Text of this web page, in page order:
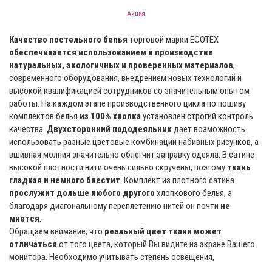
Акция
Качество постельного белья торговой марки ECOTEX
обеспечивается использованием в производстве
натуральных, экологичных и проверенных материалов,
современного оборудования, внедрением новых технологий и
высокой квалификацией сотрудников со значительным опытом
работы. На каждом этапе производственного цикла по пошиву
комплектов белья из 100% хлопкаустановлен строгий контроль
качества. Двухсторонний пододеяльникдает возможность
использовать разные цветовые комбинации набивных рисунков, а
вшивная молния значительно облегчит заправку одеяла. В сатине
высокой плотности нити очень сильно скручены, поэтому ткань
гладкая и немного блестит. Комплект из плотного сатина
прослужит дольше любого другого хлопкового белья, а
благодаря диагональному переплетению нитей он почти не
мнется.
Обращаем внимание, что реальный цвет ткани может
отличаться от того цвета, который Вы видите на экране Вашего
монитора. Необходимо учитывать степень освещения,